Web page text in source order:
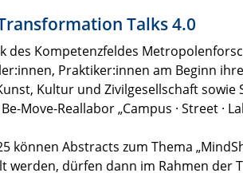
Talks 4.0
des Kompetenzfeldes
Praktiker:innen am Beginn
Kultur und Zivilgesellschaft sowie
Move-Reallabor „Campus · Street ·
können Abstracts zum Thema
werden, dürfen dann im Rahmen